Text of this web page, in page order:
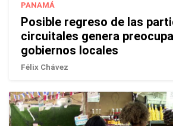
PANAMÁ
Posible regreso de las
circuitales genera
gobiernos locales
Félix Chávez